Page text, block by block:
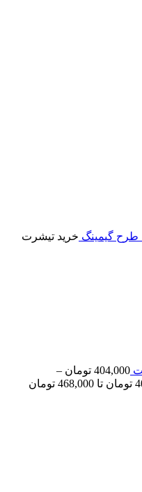
طرح گیمینگ خرید تیشرت
404,000 تومان –